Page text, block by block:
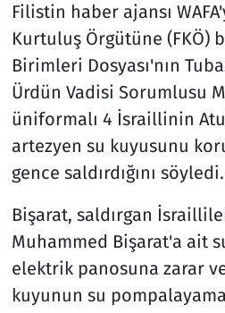
Filistin haber ajansı
Kurtuluş Örgütüne (FKÖ)
Birimleri Dosyası'nın
Ürdün Vadisi Sorumlusu
üniformalı 4 İsraillinin
artezyen su kuyusunu
gence saldırdığını söyledi.
Bişarat, saldırgan
Muhammed Bişarat'a ait
elektrik panosuna zarar
kuyunun su